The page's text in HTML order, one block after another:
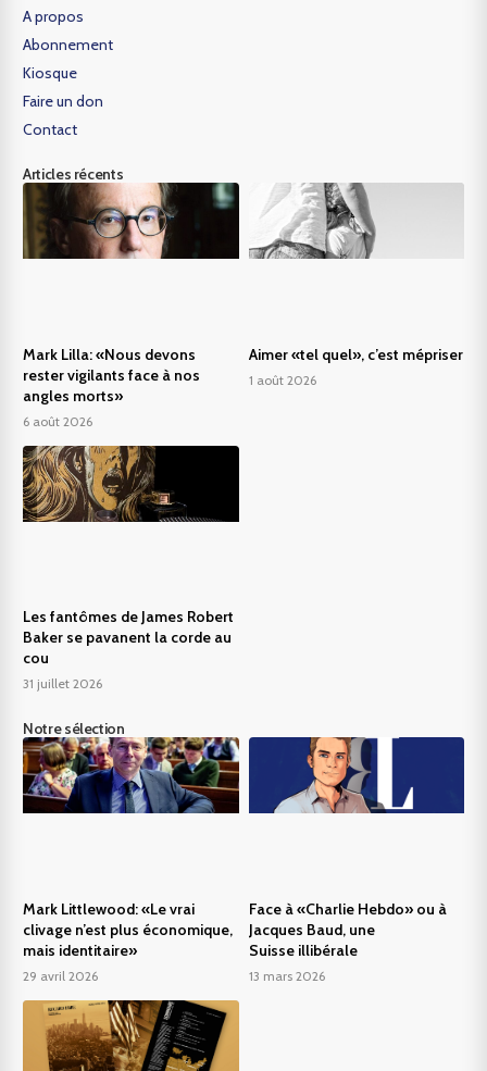
A propos
Abonnement
Kiosque
Faire un don
Contact
Articles récents
Mark Lilla: «Nous devons
rester vigilants face à nos
angles morts»
6 août 2026
Aimer «tel quel», c’est mépriser
1 août 2026
Les fantômes de James Robert
Baker se pavanent la corde au
cou
31 juillet 2026
Notre sélection
Mark Littlewood: «Le vrai
clivage n’est plus économique,
mais identitaire»
29 avril 2026
Face à «Charlie Hebdo» ou à
Jacques Baud, une
Suisse illibérale
13 mars 2026